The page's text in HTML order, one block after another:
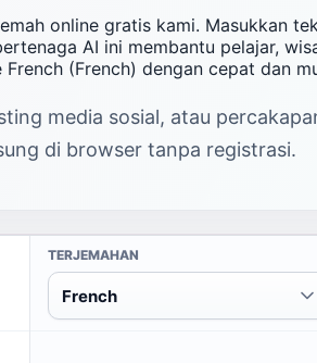
online gratis kami. Masukkan
AI ini membantu pelajar,
(French) dengan cepat dan
media sosial, atau
di browser tanpa registrasi.
TERJEMAHAN
French